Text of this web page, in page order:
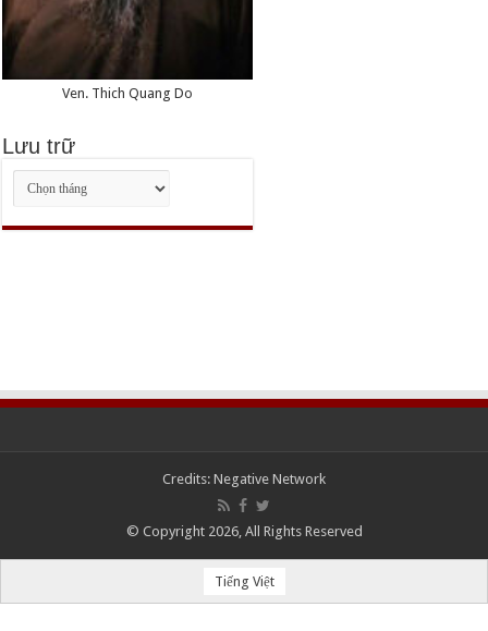
Ven. Thich Quang Do
Lưu trữ
Lưu
trữ
Credits: Negative Network
© Copyright 2026, All Rights Reserved
Tiếng Việt